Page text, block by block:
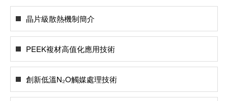
晶片級散熱機制簡介
PEEK複材高值化應用技術
創新低溫N₂O觸媒處理技術